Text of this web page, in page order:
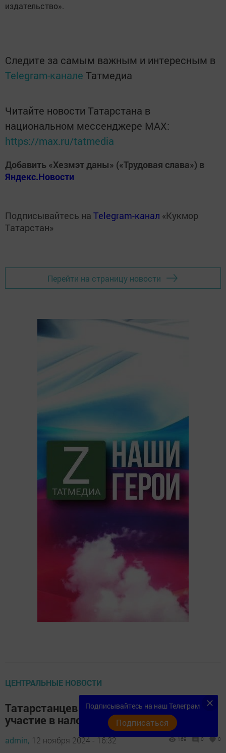
издательство».
Следите за самым важным и интересным в
Telegram-канале Татмедиа
Читайте новости Татарстана в
национальном мессенджере MАХ:
https://max.ru/tatmedia
Добавить «Хезмэт даны» («Трудовая слава») в
Яндекс.Новости
Подписывайтесь на Telegram-канал «Кукмор
Татарстан»
Перейти на страницу новости
ЦЕНТРАЛЬНЫЕ НОВОСТИ
Татарстанцев приглашают принять
участие в налоговом диктанте
admin, 12 ноября 2024 - 16:32 169 0 0
Подписывайтесь на наш Телеграм
Подписаться